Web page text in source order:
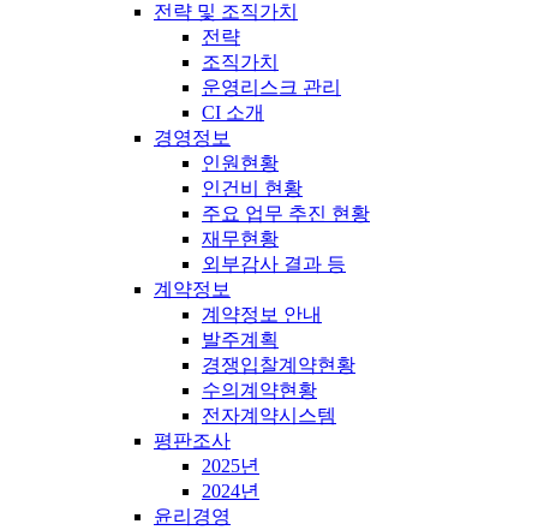
전략 및 조직가치
전략
조직가치
운영리스크 관리
CI 소개
경영정보
인원현황
인건비 현황
주요 업무 추진 현황
재무현황
외부감사 결과 등
계약정보
계약정보 안내
발주계획
경쟁입찰계약현황
수의계약현황
전자계약시스템
평판조사
2025년
2024년
윤리경영